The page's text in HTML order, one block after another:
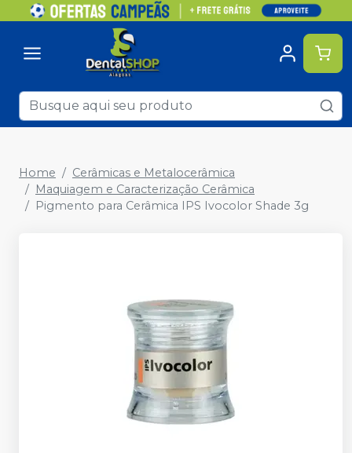
Home
Cerâmicas e Metalocerâmica
Maquiagem e Caracterização Cerâmica
Pigmento para Cerâmica IPS Ivocolor Shade 3g